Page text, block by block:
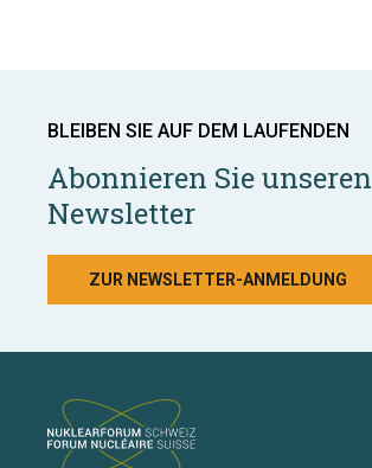
BLEIBEN SIE AUF DEM LAUFENDEN
Abonnieren Sie unseren
Newsletter
ZUR NEWSLETTER-ANMELDUNG